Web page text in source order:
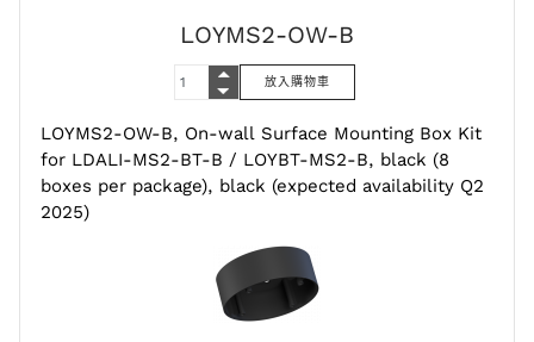
LOYMS2-OW-B
LOYMS2-OW-B, On-wall Surface Mounting Box Kit
for LDALI-MS2-BT-B / LOYBT-MS2-B, black (8
boxes per package), black (expected availability Q2
2025)